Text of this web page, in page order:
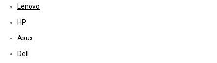
Lenovo
HP
Asus
Dell